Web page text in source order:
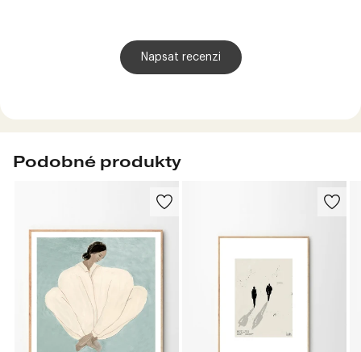
Napsat recenzi
Podobné produkty